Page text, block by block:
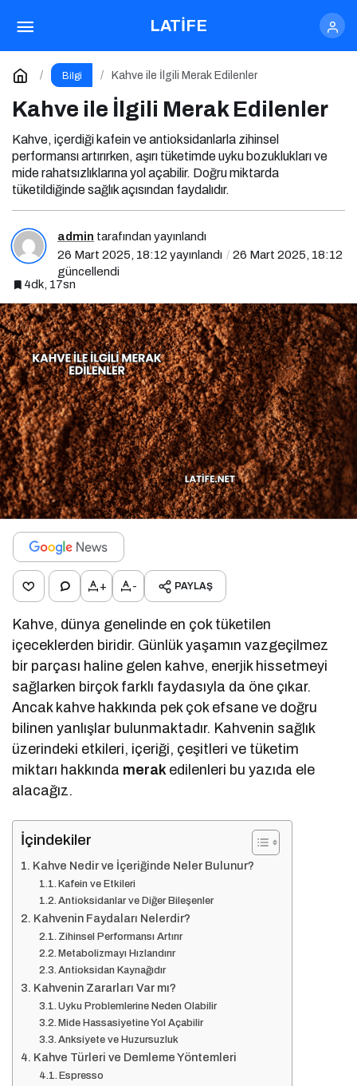
LATİFE
Bilgi Kahve ile İlgili Merak Edilenler
Kahve ile İlgili Merak Edilenler
Kahve, içerdiği kafein ve antioksidanlarla zihinsel
performansı artırırken, aşırı tüketimde uyku bozuklukları ve
mide rahatsızlıklarına yol açabilir. Doğru miktarda
tüketildiğinde sağlık açısından faydalıdır.
admin tarafından yayınlandı
26 Mart 2025, 18:12 yayınlandı
26 Mart 2025, 18:12
güncellendi
4dk, 17sn
+ - PAYLAŞ
Kahve, dünya genelinde en çok tüketilen
içeceklerden biridir. Günlük yaşamın vazgeçilmez
bir parçası haline gelen kahve, enerjik hissetmeyi
sağlarken birçok farklı faydasıyla da öne çıkar.
Ancak kahve hakkında pek çok efsane ve doğru
bilinen yanlışlar bulunmaktadır. Kahvenin sağlık
üzerindeki etkileri, içeriği, çeşitleri ve tüketim
miktarı hakkında merak edilenleri bu yazıda ele
alacağız.
İçindekiler
Kahve Nedir ve İçeriğinde Neler Bulunur?
Kafein ve Etkileri
Antioksidanlar ve Diğer Bileşenler
Kahvenin Faydaları Nelerdir?
Zihinsel Performansı Artırır
Metabolizmayı Hızlandırır
Antioksidan Kaynağıdır
Kahvenin Zararları Var mı?
Uyku Problemlerine Neden Olabilir
Mide Hassasiyetine Yol Açabilir
Anksiyete ve Huzursuzluk
Kahve Türleri ve Demleme Yöntemleri
Espresso
Kahve Ne İşe Yarar? Yorum Yap Paylaş